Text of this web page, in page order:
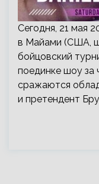
Сегодня, 21 мая
в Майами (США,
бойцовский
поединке шоу за
сражаются
и претендент